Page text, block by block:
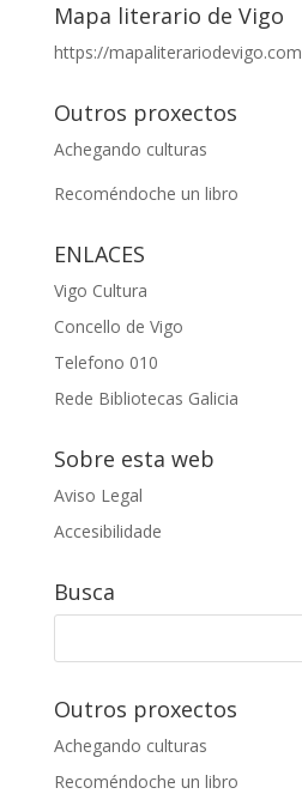
Mapa literario de Vigo
https://mapaliterariodevigo.com
Outros proxectos
Achegando culturas
Recoméndoche un libro
ENLACES
Vigo Cultura
Concello de Vigo
Telefono 010
Rede Bibliotecas Galicia
Sobre esta web
Aviso Legal
Accesibilidade
Busca
Outros proxectos
Achegando culturas
Recoméndoche un libro